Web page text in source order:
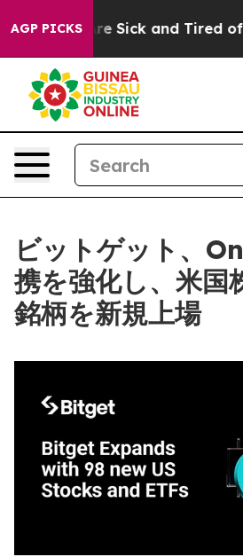
AGP PICKSAre Sick and Tired of This
ビットゲット、
携を強化し、米国
銘柄を新規上場